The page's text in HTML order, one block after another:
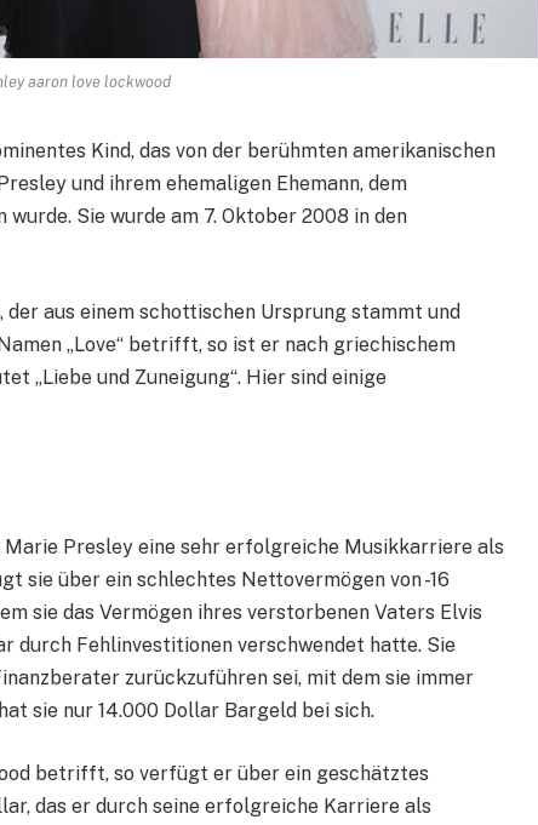
aaron love lockwood
Kind, das von der berühmten amerikanischen
und ihrem ehemaligen Ehemann, dem
Sie wurde am 7. Oktober 2008 in den
der aus einem schottischen Ursprung stammt und
„Love“ betrifft, so ist er nach griechischem
„Liebe und Zuneigung“. Hier sind einige
Marie Presley eine sehr erfolgreiche Musikkarriere als
sie über ein schlechtes Nettovermögen von -16
sie das Vermögen ihres verstorbenen Vaters Elvis
durch Fehlinvestitionen verschwendet hatte. Sie
zurückzuführen sei, mit dem sie immer
sie nur 14.000 Dollar Bargeld bei sich.
betrifft, so verfügt er über ein geschätztes
das er durch seine erfolgreiche Karriere als